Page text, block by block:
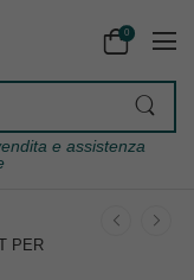
0
e assistenza
PER